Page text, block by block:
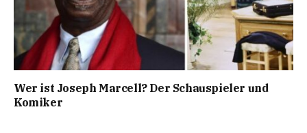
Wer ist Joseph Marcell? Der Schauspieler und
Komiker